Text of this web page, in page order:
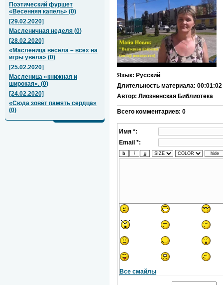
Поэтический фуршет
«Весенняя капель» (0)
[29.02.2020]
Масленичная неделя (0)
[28.02.2020]
«Масленица весела – всех на
игры увела» (0)
[25.02.2020]
Масленица «книжная и
широкая». (0)
[24.02.2020]
«Сюда зовёт память сердца»
(0)
Язык: Русский
Длительность материала: 00:01:02
Автор: Лиозненская Библиотека
Всего комментариев: 0
Имя *:
Email *:
Все смайлы